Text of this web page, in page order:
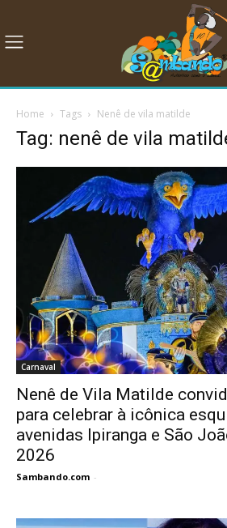
Home Tags Nenê de vila matilde
Tag: nenê de vila
Carnaval
Nenê de Vila Matilde
para celebrar à icônica
avenidas Ipiranga e São
2026
Sambando.com -